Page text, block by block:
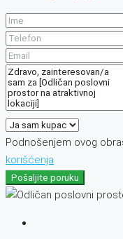
Podnošenjem ovog
korišćenja
Pošaljite poruku